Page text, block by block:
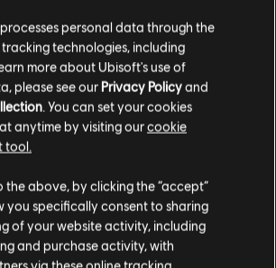
The Crew 2
Pass
S$ 28
Cayman แพ็คสตาร์ทเตอร์
S$ 11
ำแหน่งของคุณอยู่ที่United States
ร์ประจำประเทศเพื่อทำการสั่งซื้อ
personal data through the
technologies, including
more about Ubisoft's use of
please see our Privacy Policyand
. You can set your cookies
anytime by visiting ourcookie
tool.
the above, by clicking the “accept”
you specifically consent to sharing
of your website activity, including
and purchase activity, with
via these online tracking